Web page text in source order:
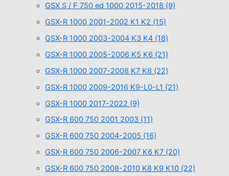
GSX S / F 750 ed 1000 2015-2018 (9)
GSX-R 1000 2001-2002 K1 K2 (15)
GSX-R 1000 2003-2004 K3 K4 (18)
GSX-R 1000 2005-2006 K5 K6 (21)
GSX-R 1000 2007-2008 K7 K8 (22)
GSX-R 1000 2009-2016 K9-L0-L1 (21)
GSX-R 1000 2017-2022 (9)
GSX-R 600 750 2001 2003 (11)
GSX-R 600 750 2004-2005 (16)
GSX-R 600 750 2006-2007 K6 K7 (20)
GSX-R 600 750 2008-2010 K8 K9 K10 (22)